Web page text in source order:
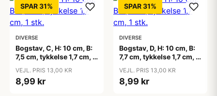
SPAR 31%
DIVERSE
Bogstav, C, H: 10 cm, B:
7,5 cm, tykkelse 1,7 cm, 1
VEJL. PRIS 13,00 KR
8,99 kr
SPAR 31%
DIVERSE
Bogstav, D, H: 10 cm, B:
7,7 cm, tykkelse 1,7 cm, 1
VEJL. PRIS 13,00 KR
8,99 kr